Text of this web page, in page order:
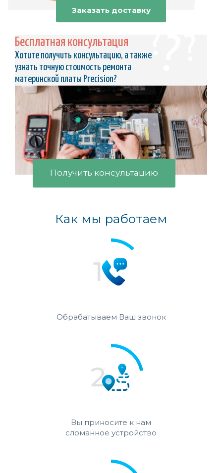
Заказать доставку
Бесплатная консультация
Хотите получить консультацию, а также
узнать точную стоимость ремонта
материнской платы Precision?
Получить консультацию
Как мы работаем
Обрабатываем Ваш звонок
Вы приносите к нам
сломанное устройство